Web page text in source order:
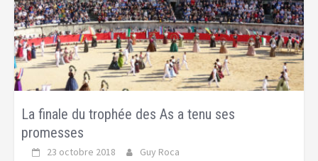
La finale du trophée des As a tenu ses
promesses
23 octobre 2018 Guy Roca